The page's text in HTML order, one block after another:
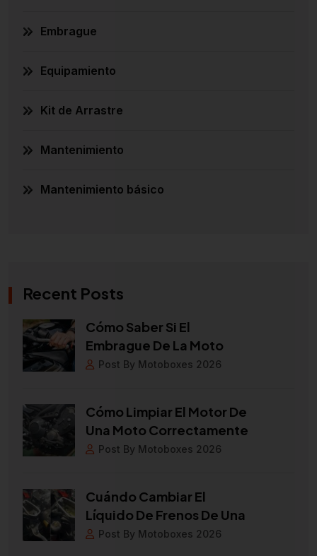
Embrague
Equipamiento
Kit de Arrastre
Mantenimiento
Mantenimiento básico
Recent Posts
Cómo Saber Si El
Embrague De La Moto
Post By Motoboxes 2026
Cómo Limpiar El Motor De
Una Moto Correctamente
Post By Motoboxes 2026
Cuándo Cambiar El
Líquido De Frenos De Una
Post By Motoboxes 2026